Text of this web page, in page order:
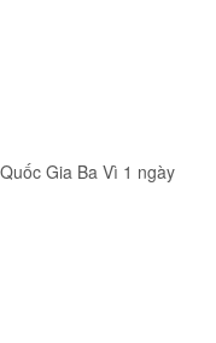
Gia Ba Vì 1 ngày